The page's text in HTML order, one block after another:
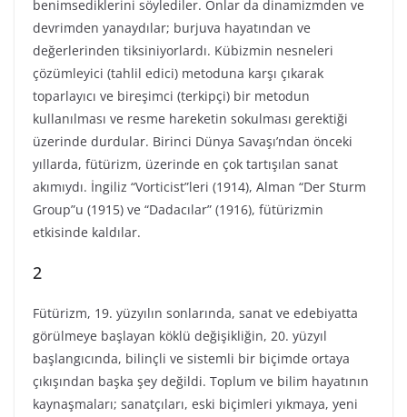
benimsediklerini söylediler. Onlar da dinamizmden ve
devrimden yanaydılar; burjuva hayatından ve
değerlerinden tiksiniyorlardı. Kübizmin nesneleri
çözümleyici (tahlil edici) metoduna karşı çıkarak
toparlayıcı ve bireşimci (terkipçi) bir metodun
kullanılması ve resme hareketin sokulması gerektiği
üzerinde durdular. Birinci Dünya Savaşı’ndan önceki
yıllarda, fütürizm, üzerinde en çok tartışılan sanat
akımıydı. İngiliz “Vorticist”leri (1914), Alman “Der Sturm
Group”u (1915) ve “Dadacılar” (1916), fütürizmin
etkisinde kaldılar.
2
Fütürizm, 19. yüzyılın sonlarında, sanat ve edebiyatta
görülmeye başlayan köklü değişikliğin, 20. yüzyıl
başlangıcında, bilinçli ve sistemli bir biçimde ortaya
çıkışından başka şey değildi. Toplum ve bilim hayatının
kaynaşmaları; sanatçıları, eski biçimleri yıkmaya, yeni